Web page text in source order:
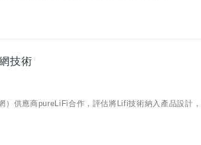
技術
）供應商pureLiFi合作，評估將Lifi技術納入產品設計